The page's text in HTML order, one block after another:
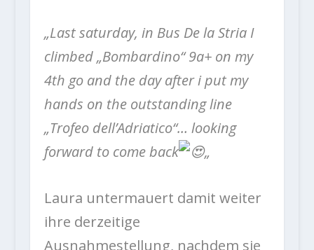
„Last saturday, in Bus De la Stria I
climbed „Bombardino“ 9a+ on my
4th go and the day after i put my
hands on the outstanding line
„Trofeo dell’Adriatico“… looking
forward to come back
„
Laura untermauert damit weiter
ihre derzeitige
Ausnahmestellung, nachdem sie